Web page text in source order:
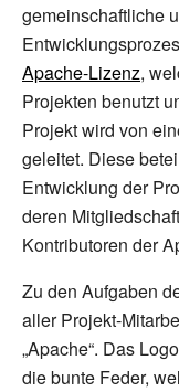
gemeinschaftliche
Apache-Lizenz,
Projekten benutzt
Projekt wird von
geleitet. Diese
Entwicklung der
deren
Kontributoren der
Zu den Aufgaben
aller Projekt-
„Apache“. Das
die bunte Feder,